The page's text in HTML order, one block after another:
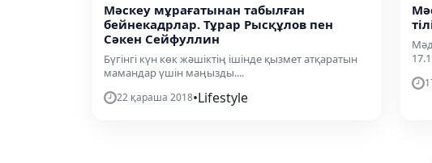
Мәскеу мұрағатынан табылған
бейнекадрлар. Тұрар Рысқұлов пен
Сәкен Сейфуллин
Бүгінгі күн көк жәшіктің ішінде қызмет атқаратын
мамандар үшін маңызды....
22 қараша 2018•Lifestyle